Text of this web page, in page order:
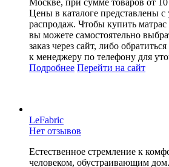
Цены в каталоге представлены с
распродаж. Чтобы купить матрас
вы можете самостоятельно
заказ через сайт, либо
к менеджеру по телефону для
Подробнее Перейти на сайт
LeFabric
Нет отзывов
Естественное стремление к
человеком, обустраивающим